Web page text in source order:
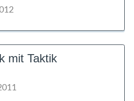
mit Taktik